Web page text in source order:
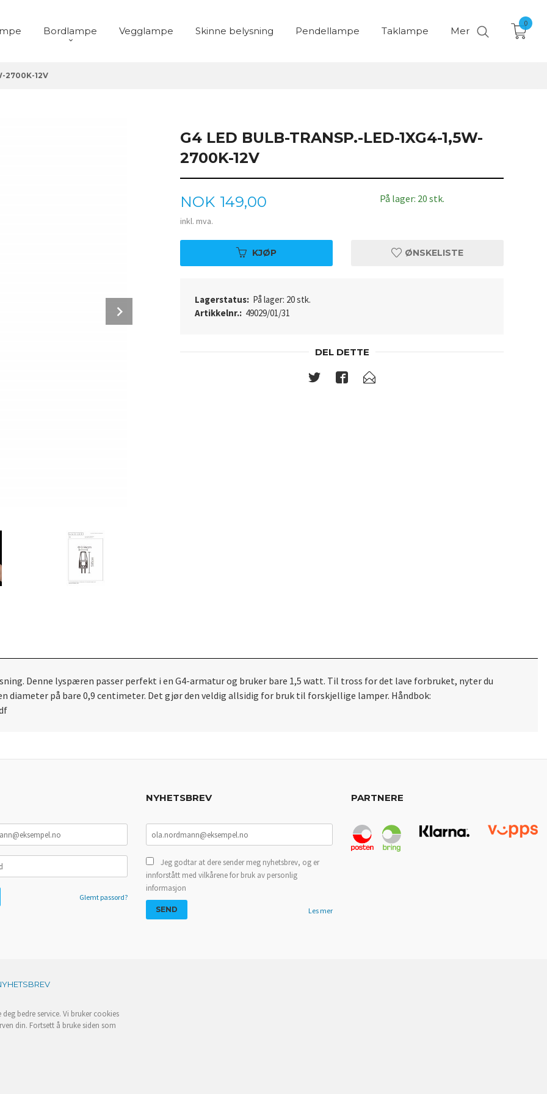
Bordlampe Vegglampe Skinne belysning Pendellampe Taklampe Mer
0
2700K-12V
G4 LED BULB-TRANSP.-LED-1XG4-1,5W-
2700K-12V
Pris
NOK 149,00
inkl. mva.
På lager: 20 stk.
KJØP ØNSKELISTE
Lagerstatus: På lager: 20 stk.
Artikkelnr.: 49029/01/31
DEL DETTE
Denne lyspæren passer perfekt i en G4-armatur og bruker bare 1,5 watt. Til tross for det lave forbruket, nyter du
diameter på bare 0,9 centimeter. Det gjør den veldig allsidig for bruk til forskjellige lamper. Håndbok:
Glemt passord?
NYHETSBREV
Jeg godtar at dere sender meg nyhetsbrev, og er
innforstått med vilkårene for bruk av personlig
informasjon
Les mer
PARTNERE
bedre service. Vi bruker cookies
din. Fortsett å bruke siden som